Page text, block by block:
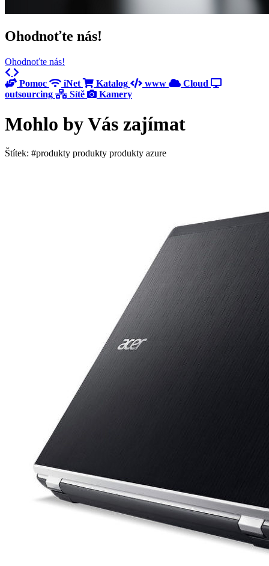
Ohodnoťte nás!
Ohodnoťte nás!
Previous
Pomoc
iNet Katalog www
Cloud
outsourcing
Sítě Kamery
Mohlo by Vás zajímat
Štítek: #produkty produkty produkty azure